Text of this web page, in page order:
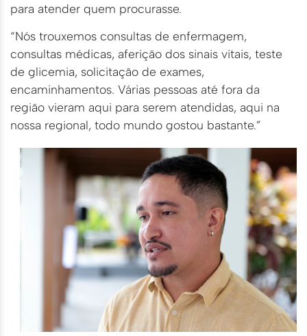
para atender quem procurasse.
“Nós trouxemos consultas de enfermagem,
consultas médicas, aferição dos sinais vitais, teste
de glicemia, solicitação de exames,
encaminhamentos. Várias pessoas até fora da
região vieram aqui para serem atendidas, aqui na
nossa regional, todo mundo gostou bastante.”